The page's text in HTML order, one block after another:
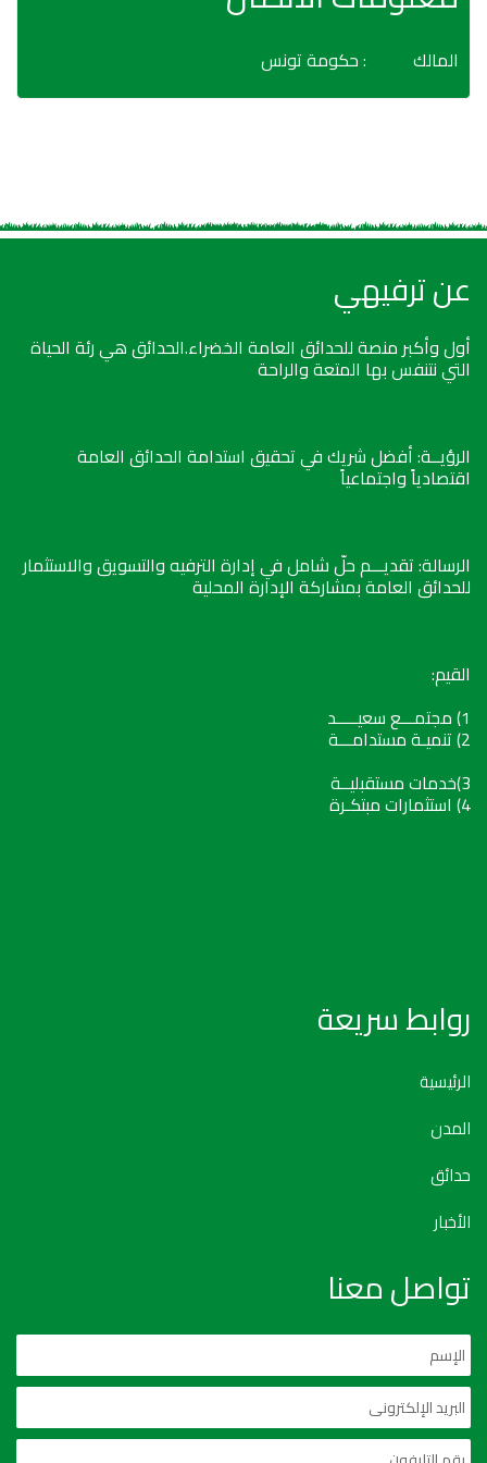
المالك : حكومة تونس
عن ترفيهي
أول وأكبر منصة للحدائق العامة الخضراء.الحدائق هي رئة الحياة
التي نتنفس بها المتعة والراحة
الرؤيــة: أفضل شريك في تحقيق استدامة الحدائق العامة
اقتصادياً واجتماعياً
الرسالة: تقديـــم حلّ شامل في إدارة الترفيه والتسويق والاستثمار
للحدائق العامة بمشاركة الإدارة المحلية
القيم:
1) مجتمـــع سعيـــــد
2) تنميـة مستدامـــة
3)خدمات مستقبليــة
4) استثمارات مبتكـرة
روابط سريعة
الرئيسية
المدن
حدائق
الأخبار
تواصل معنا